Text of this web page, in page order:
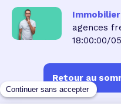
Immobilier
agences
18:00:00/
Retour au